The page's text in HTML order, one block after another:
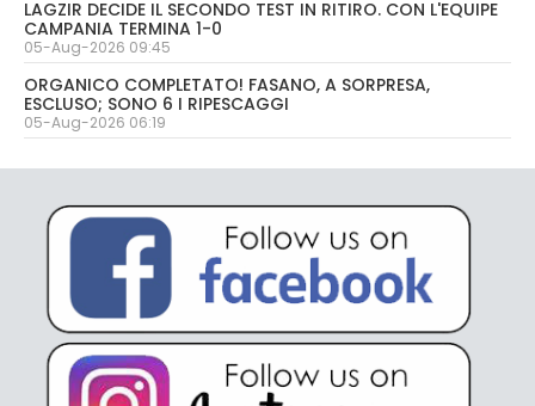
LAGZIR DECIDE IL SECONDO TEST IN RITIRO. CON L'EQUIPE
CAMPANIA TERMINA 1-0
05-Aug-2026 09:45
ORGANICO COMPLETATO! FASANO, A SORPRESA,
ESCLUSO; SONO 6 I RIPESCAGGI
05-Aug-2026 06:19